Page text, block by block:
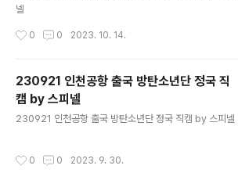
넬
0 0 2023. 10. 14.
230921 인천공항 출국 방탄소년단 정국 직
캠 by 스피넬
230921 인천공항 출국 방탄소년단 정국 직캠 by 스피넬
0 0 2023. 9. 30.